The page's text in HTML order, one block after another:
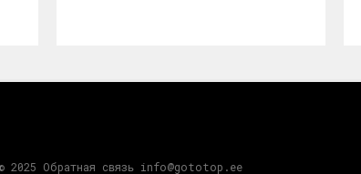
2025 Обратная связь info@gototop.ee